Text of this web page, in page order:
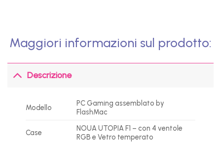
Maggiori informazioni sul prodotto:
Descrizione
Modello
PC Gaming assemblato by
FlashMac
Case
NOUA UTOPIA F1 – con 4 ventole
RGB e Vetro temperato